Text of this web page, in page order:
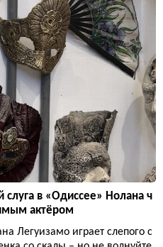
в «Одиссее» Нолана ч
актёром
Легуизамо играет слепого с